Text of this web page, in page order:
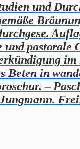
und
pastorale
in
–